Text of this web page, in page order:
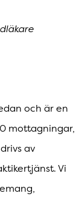
och är en
mottagningar,
av
Vi